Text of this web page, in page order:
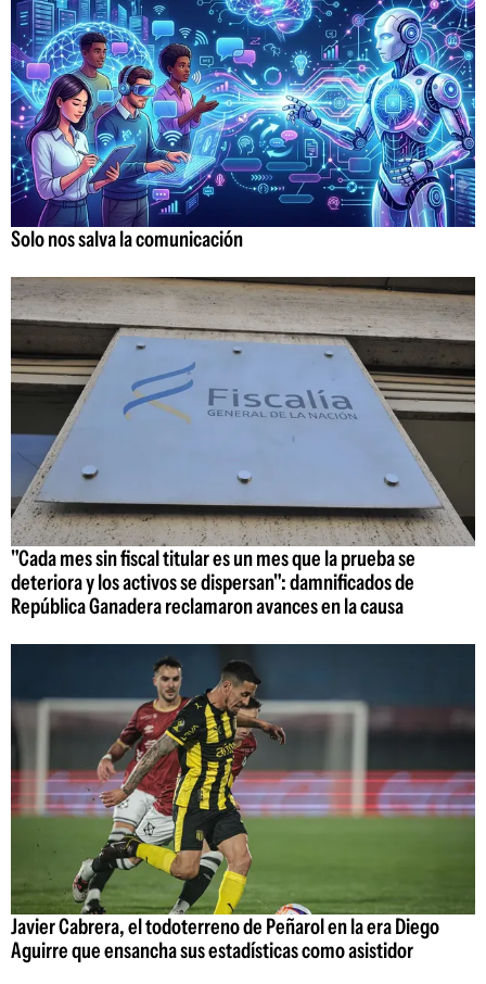
Solo nos salva la comunicación
"Cada mes sin fiscal titular es un mes que la prueba se
deteriora y los activos se dispersan": damnificados de
República Ganadera reclamaron avances en la causa
Javier Cabrera, el todoterreno de Peñarol en la era Diego
Aguirre que ensancha sus estadísticas como asistidor